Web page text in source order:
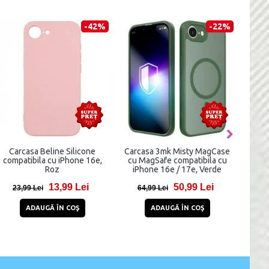
-57%
Carcasa 3mk Just20g
compatibila cu iPhone 16e,
Clear
27,91 Lei 11,91 Lei
ADAUGĂ ÎN COŞ
-39%
Carcasa Tech-Protect Kevlar
cu MagSafe compatibila cu
iPhone 16e, Black
111,98 Lei 67,98 Lei
ADAUGĂ ÎN COŞ